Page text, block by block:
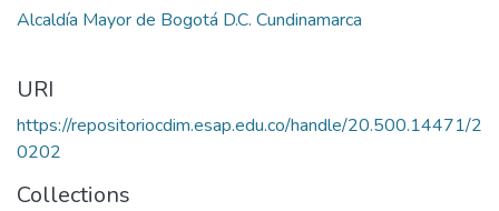
Alcaldía Mayor de Bogotá D.C. Cundinamarca
URI
https://repositoriocdim.esap.edu.co/handle/20.500.14471/2
0202
Collections